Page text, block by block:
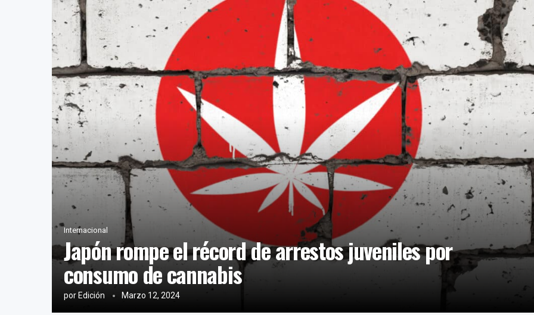
Internacional
Japón rompe el récord de arrestos juveniles por
consumo de cannabis
por Edición Marzo 12, 2024